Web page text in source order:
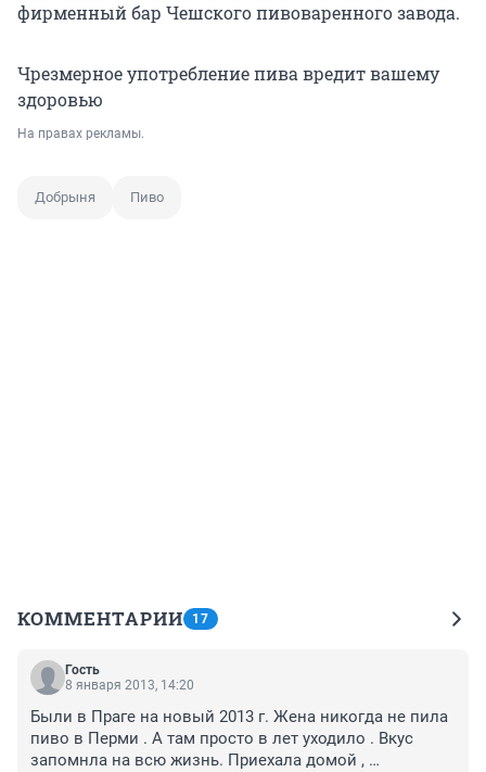
фирменный бар Чешского пивоваренного завода.
Чрезмерное употребление пива вредит вашему
здоровью
На правах рекламы.
Добрыня Пиво
КОММЕНТАРИИ 17
Гость
8 января 2013, 14:20
Были в Праге на новый 2013 г. Жена никогда не пила
пиво в Перми . А там просто в лет уходило . Вкус
запомнла на всю жизнь. Приехала домой ,